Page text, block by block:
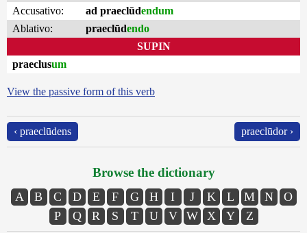
Accusativo:
ad praeclūdendum
Ablativo:
praeclūdendo
SUPIN
praeclusum
View the passive form of this verb
‹ praeclūdens praeclūdor ›
Browse the dictionary
A B C D E F G H I J K L M N
O
P
Q R S T U V W X Y Z